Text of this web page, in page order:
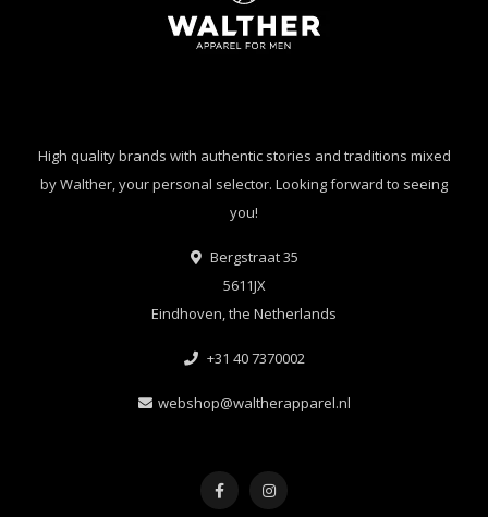
High quality brands with authentic stories and traditions mixed
by Walther, your personal selector. Looking forward to seeing
you!
Bergstraat 35
5611JX
Eindhoven, the Netherlands
+31 40 7370002
webshop@waltherapparel.nl